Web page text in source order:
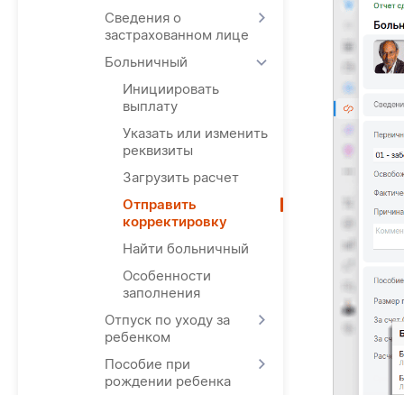
Сведения о
застрахованном лице
Больничный
Инициировать
выплату
Указать или изменить
реквизиты
Загрузить расчет
Отправить
корректировку
Найти больничный
Особенности
заполнения
Отпуск по уходу за
ребенком
Пособие при
рождении ребенка